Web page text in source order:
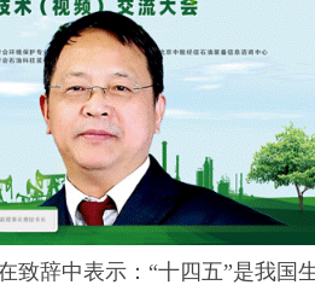
辞中表示：“十四五”是我国